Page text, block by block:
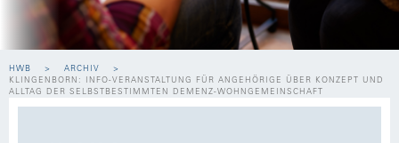
HWB
ARCHIV
KLINGENBORN: INFO-VERANSTALTUNG FÜR ANGEHÖRIGE ÜBER KONZEPT UND
ALLTAG DER SELBSTBESTIMMTEN DEMENZ-WOHNGEMEINSCHAFT